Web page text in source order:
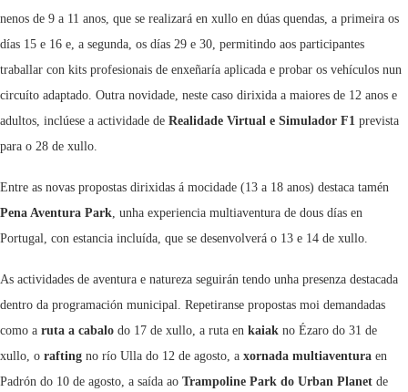
nenos de 9 a 11 anos, que se realizará en xullo en dúas quendas, a primeira os
días 15 e 16 e, a segunda, os días 29 e 30, permitindo aos participantes
traballar con kits profesionais de enxeñaría aplicada e probar os vehículos nun
circuíto adaptado. Outra novidade, neste caso dirixida a maiores de 12 anos e
adultos, inclúese a actividade de Realidade Virtual e Simulador F1 prevista
para o 28 de xullo.
Entre as novas propostas dirixidas á mocidade (13 a 18 anos) destaca tamén
Pena Aventura Park, unha experiencia multiaventura de dous días en
Portugal, con estancia incluída, que se desenvolverá o 13 e 14 de xullo.
As actividades de aventura e natureza seguirán tendo unha presenza destacada
dentro da programación municipal. Repetiranse propostas moi demandadas
como a ruta a cabalo do 17 de xullo, a ruta en kaiak no Ézaro do 31 de
xullo, o rafting no río Ulla do 12 de agosto, a xornada multiaventura en
Padrón do 10 de agosto, a saída ao Trampoline Park do Urban Planet de